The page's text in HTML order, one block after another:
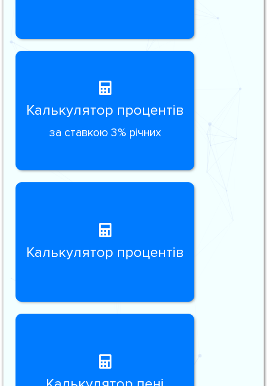
Калькулятор процентів
за ставкою 3% річних
Калькулятор процентів